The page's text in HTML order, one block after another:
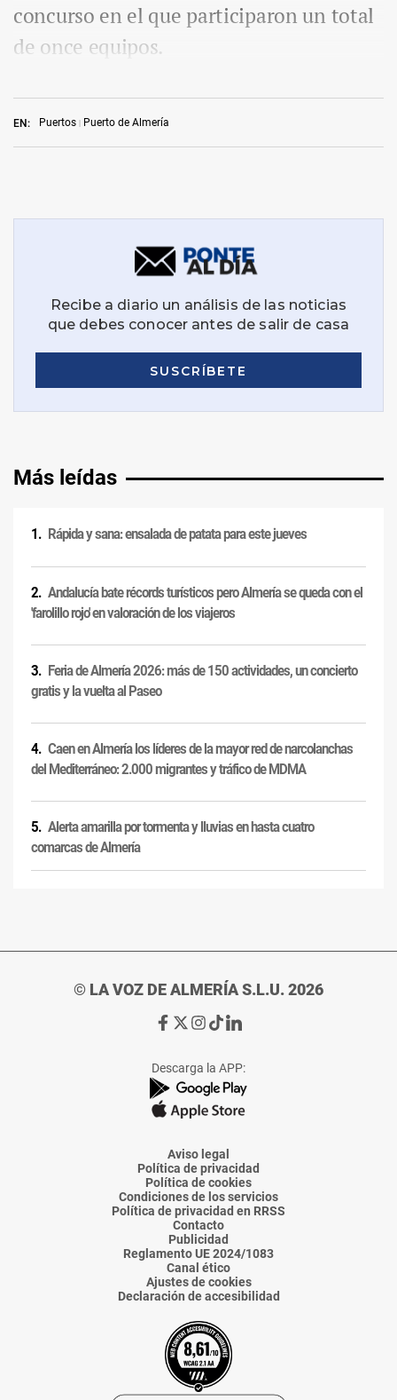
EN: Puertos Puerto de Almería
concurso en el que participaron un total
de once equipos.
Más leídas
Rápida y sana: ensalada de patata para este jueves
Andalucía bate récords turísticos pero Almería se queda con el
'farolillo rojo' en valoración de los viajeros
Feria de Almería 2026: más de 150 actividades, un concierto
gratis y la vuelta al Paseo
Caen en Almería los líderes de la mayor red de narcolanchas
del Mediterráneo: 2.000 migrantes y tráfico de MDMA
Alerta amarilla por tormenta y lluvias en hasta cuatro
comarcas de Almería
© LA VOZ DE ALMERÍA S.L.U. 2026
Ir
de
La
Voz
Almería
Ir
de
La
Voz
Almería
Ir
de
La
Voz
Almería
Ir
de
La
Voz
Almería
Ir
de
La
Voz
Descarga la APP:
Aviso legal
Política de privacidad
Política de cookies
Condiciones de los servicios
Política de privacidad en RRSS
Contacto
Publicidad
Reglamento UE 2024/1083
Canal ético
Ajustes de cookies
Declaración de accesibilidad